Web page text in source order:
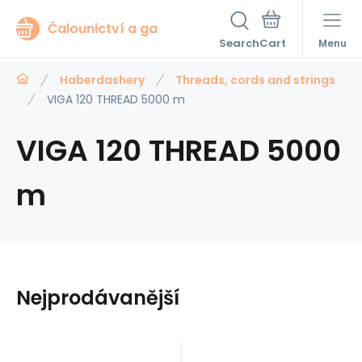
Čalounictví a ga
Search Menu
Haberdashery
Threads, cords and strings
VIGA 120 THREAD 5000 m
VIGA 120 THREAD 5000
m
Nejprodávanější